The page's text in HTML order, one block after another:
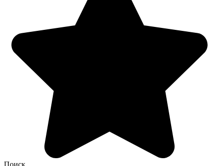
Поиск